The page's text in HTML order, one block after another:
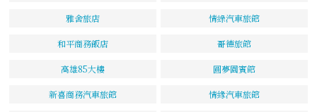
雅舍旅店 情綠汽車旅館
和平商務飯店 哥德旅館
高雄85大樓 圓夢園賓館
新喜商務汽車旅館 情緣汽車旅館